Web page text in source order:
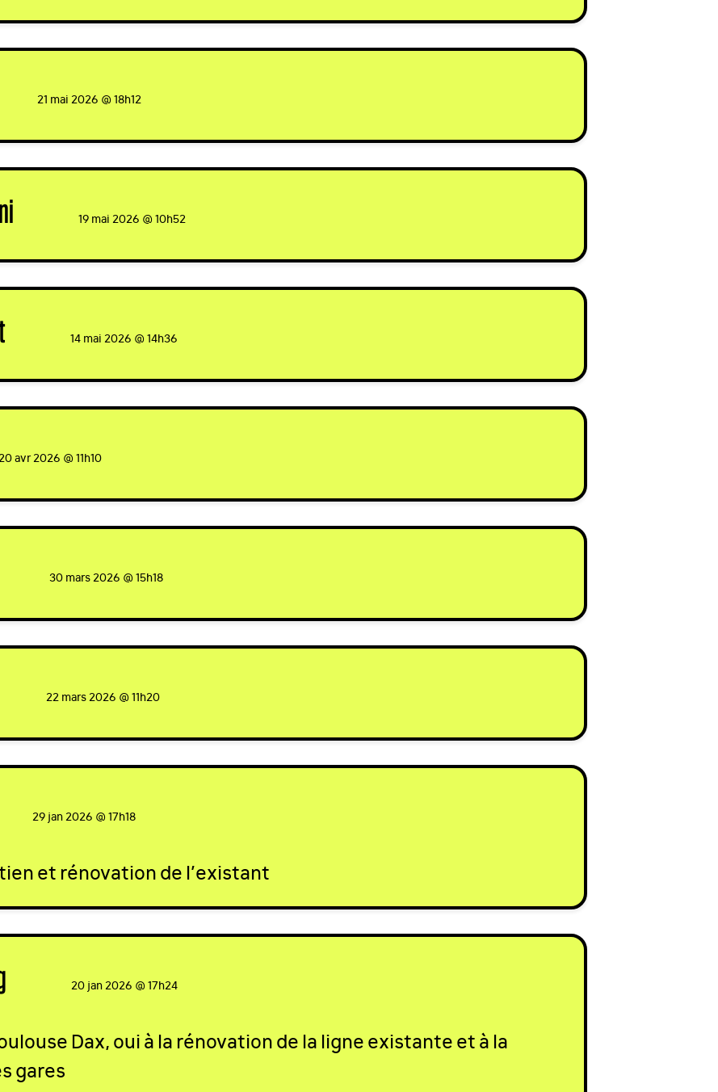
21 mai 2026 @ 18h12
19 mai 2026 @ 10h52
14 mai 2026 @ 14h36
20 avr 2026 @ 11h10
30 mars 2026 @ 15h18
22 mars 2026 @ 11h20
29 jan 2026 @ 17h18
et rénovation de l’existant
20 jan 2026 @ 17h24
Dax, oui à la rénovation de la ligne existante et à la
gares